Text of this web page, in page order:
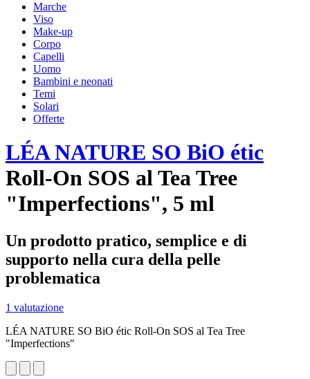
Marche
Viso
Make-up
Corpo
Capelli
Uomo
Bambini e neonati
Temi
Solari
Offerte
LÉA NATURE SO BiO étic
Roll-On SOS al Tea Tree
"Imperfections", 5 ml
Un prodotto pratico, semplice e di
supporto nella cura della pelle
problematica
1 valutazione
LÉA NATURE SO BiO étic Roll-On SOS al Tea Tree
"Imperfections"